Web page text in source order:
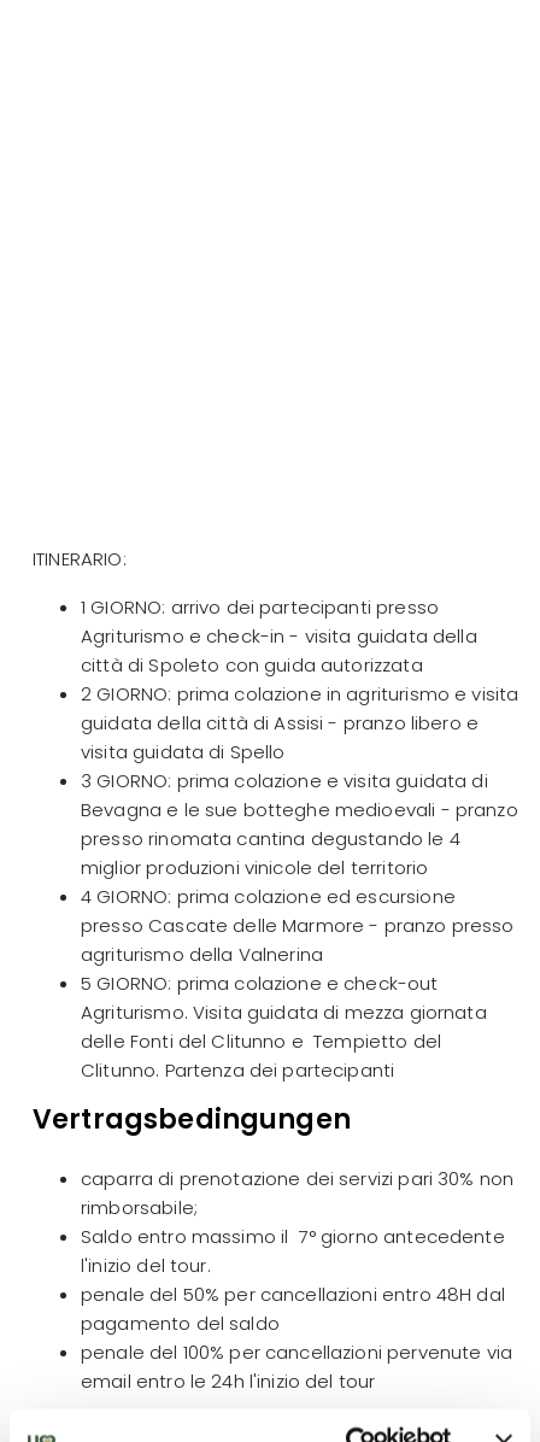
ITINERARIO:
1 GIORNO: arrivo dei partecipanti presso
Agriturismo e check-in - visita guidata della
città di Spoleto con guida autorizzata
2 GIORNO: prima colazione in agriturismo e visita
guidata della città di Assisi - pranzo libero e
visita guidata di Spello
3 GIORNO: prima colazione e visita guidata di
Bevagna e le sue botteghe medioevali - pranzo
presso rinomata cantina degustando le 4
miglior produzioni vinicole del territorio
4 GIORNO: prima colazione ed escursione
presso Cascate delle Marmore - pranzo presso
agriturismo della Valnerina
5 GIORNO: prima colazione e check-out
Agriturismo. Visita guidata di mezza giornata
delle Fonti del Clitunno e Tempietto del
Clitunno. Partenza dei partecipanti
Vertragsbedingungen
caparra di prenotazione dei servizi pari 30% non
rimborsabile;
Saldo entro massimo il 7° giorno antecedente
l'inizio del tour.
penale del 50% per cancellazioni entro 48H dal
pagamento del saldo
penale del 100% per cancellazioni pervenute via
email entro le 24h l'inizio del tour
I pagamenti di deposito e saldo dovranno pervenire